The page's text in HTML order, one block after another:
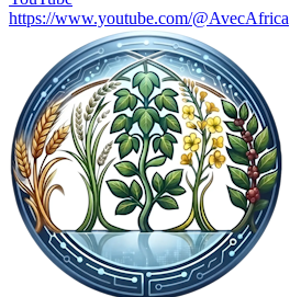
https://www.youtube.com/@AvecAfrica